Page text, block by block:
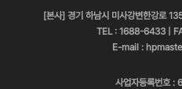
[본사] 경기 하남시 미사강변한강로
TEL : 1688-6433 |
E-mail :
사업자등록번호